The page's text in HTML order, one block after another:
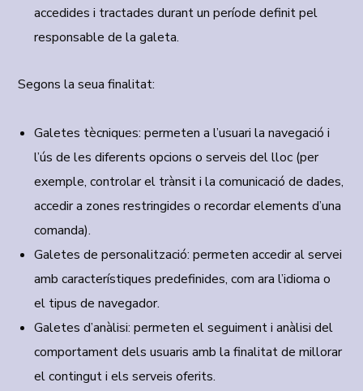
accedides i tractades durant un període definit pel
responsable de la galeta.
Segons la seua finalitat:
Galetes tècniques: permeten a l’usuari la navegació i
l’ús de les diferents opcions o serveis del lloc (per
exemple, controlar el trànsit i la comunicació de dades,
accedir a zones restringides o recordar elements d’una
comanda).
Galetes de personalització: permeten accedir al servei
amb característiques predefinides, com ara l’idioma o
el tipus de navegador.
Galetes d’anàlisi: permeten el seguiment i anàlisi del
comportament dels usuaris amb la finalitat de millorar
el contingut i els serveis oferits.